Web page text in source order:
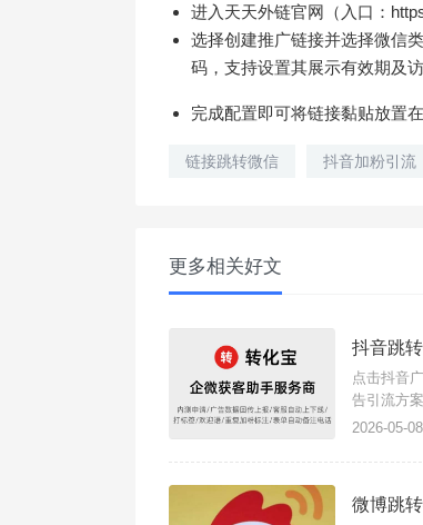
进入天天外链官网（入口：
选择创建推广链接并选择微信
码，支持设置其展示有效期及
完成配置即可将链接黏贴放置
链接跳转微信 抖音加粉引流
更多相关好文
抖音跳
点击抖音
告引流方
手支持任
2026-05-
微博跳